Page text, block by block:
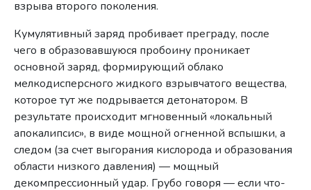
взрыва второго поколения.
Кумулятивный заряд пробивает преграду, после
чего в образовавшуюся пробоину проникает
основной заряд, формирующий облако
мелкодисперсного жидкого взрывчатого вещества,
которое тут же подрывается детонатором. В
результате происходит мгновенный «локальный
апокалипсис», в виде мощной огненной вспышки, а
следом (за счет выгорания кислорода и образования
области низкого давления) — мощный
декомпрессионный удар. Грубо говоря — если что-